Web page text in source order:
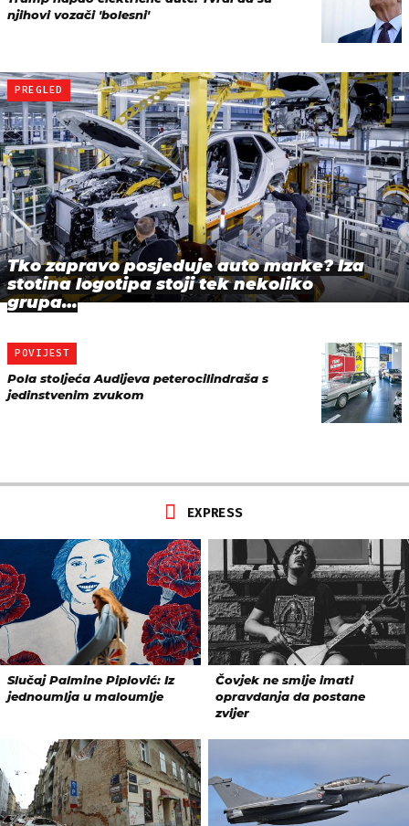
njihovi vozači 'bolesni'
PREGLED
Tko zapravo posjeduje auto marke? Iza
stotina logotipa stoji tek nekoliko
grupa…
POVIJEST
Pola stoljeća Audijeva peterocilindraša s
jedinstvenim zvukom